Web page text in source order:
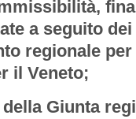
a seguito
regionale
il Veneto;
Giunta